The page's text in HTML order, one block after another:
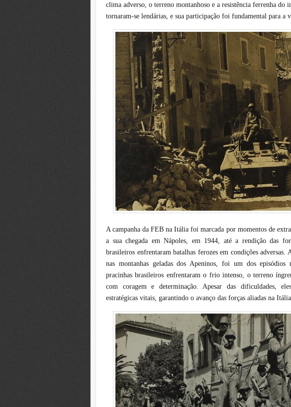
clima adverso, o terreno montanhoso e a resistência ferrenha do
tornaram-se lendárias, e sua participação foi fundamental para a
A campanha da FEB na Itália foi marcada por momentos de
a sua chegada em Nápoles, em 1944, até a rendição das
brasileiros enfrentaram batalhas ferozes em condições
nas montanhas geladas dos Apeninos, foi um dos
pracinhas brasileiros enfrentaram o frio intenso, o terreno
com coragem e determinação. Apesar das dificuldades,
estratégicas vitais, garantindo o avanço das forças aliadas na Itália.